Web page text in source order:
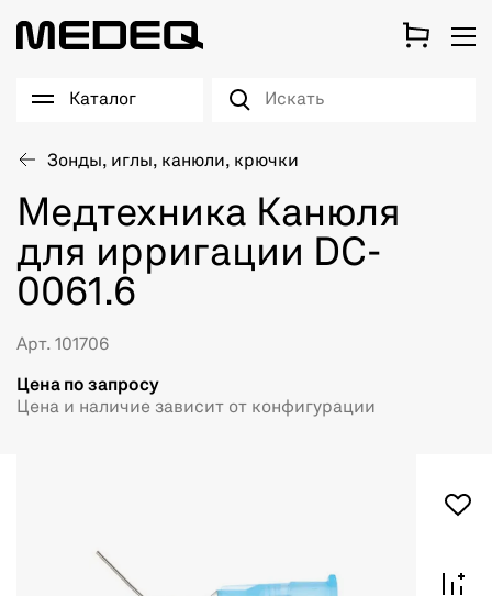
Каталог
Зонды, иглы, канюли, крючки
Медтехника Канюля
для ирригации DC-
0061.6
Арт. 101706
Цена по запросу
Цена и наличие зависит от конфигурации